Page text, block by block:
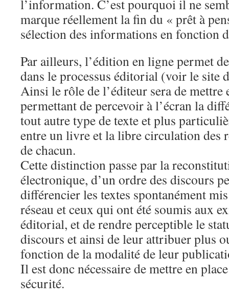
l’information. C’est pourquoi il ne
marque réellement la fin du « prêt à
sélection des informations en fonction
Par ailleurs, l’édition en ligne permet
dans le processus éditorial (voir le site
Ainsi le rôle de l’éditeur sera de
permettant de percevoir à l’écran la
tout autre type de texte et plus
entre un livre et la libre circulation des
de chacun.
Cette distinction passe par la
électronique, d’un ordre des discours
différencier les textes spontanément
réseau et ceux qui ont été soumis aux
éditorial, et de rendre perceptible le
discours et ainsi de leur attribuer plus
fonction de la modalité de leur
Il est donc nécessaire de mettre en
sécurité.